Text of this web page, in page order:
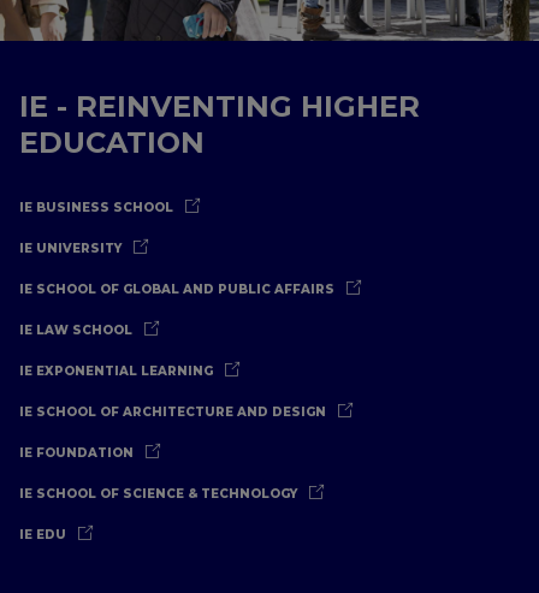
IE - REINVENTING HIGHER
EDUCATION
IE BUSINESS SCHOOL
IE UNIVERSITY
IE SCHOOL OF GLOBAL AND PUBLIC AFFAIRS
IE LAW SCHOOL
IE EXPONENTIAL LEARNING
IE SCHOOL OF ARCHITECTURE AND DESIGN
IE FOUNDATION
IE SCHOOL OF SCIENCE & TECHNOLOGY
IE EDU